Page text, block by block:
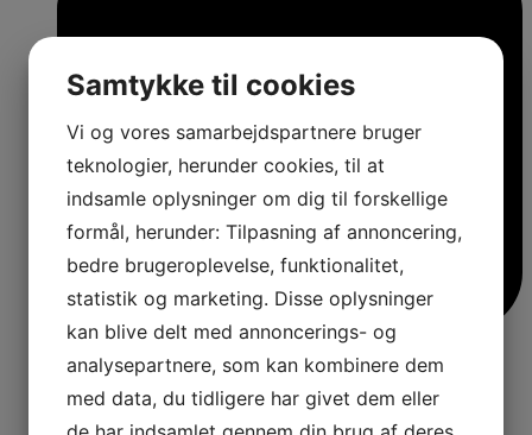
Samtykke til cookies
Vi og vores samarbejdspartnere bruger
teknologier, herunder cookies, til at
indsamle oplysninger om dig til forskellige
formål, herunder: Tilpasning af annoncering,
bedre brugeroplevelse, funktionalitet,
statistik og marketing. Disse oplysninger
kan blive delt med annoncerings- og
analysepartnere, som kan kombinere dem
med data, du tidligere har givet dem eller